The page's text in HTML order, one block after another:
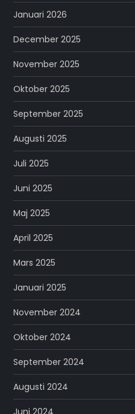
Januari 2026
December 2025
November 2025
Oktober 2025
September 2025
Augusti 2025
Juli 2025
Juni 2025
Maj 2025
April 2025
Mars 2025
Januari 2025
November 2024
Oktober 2024
September 2024
Augusti 2024
Juni 2024